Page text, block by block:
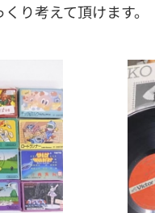
り考えて頂けます。